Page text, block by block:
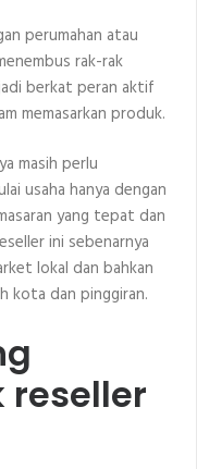
perumahan atau
rak-rak
berkat peran aktif
memasarkan produk.
masih perlu
usaha hanya dengan
yang tepat dan
ini sebenarnya
lokal dan bahkan
kota dan pinggiran.
reseller